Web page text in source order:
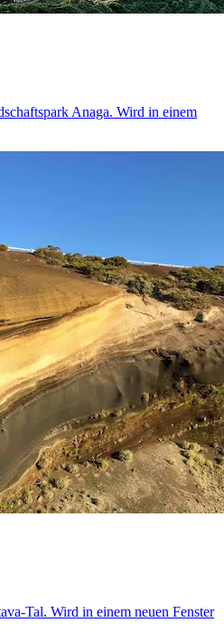
Anaga. Wird in einem
Tal. Wird in einem neuen Fenster